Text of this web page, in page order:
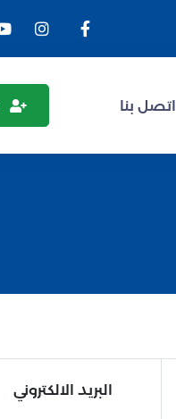
اتصل بنا
البريد الالكتروني